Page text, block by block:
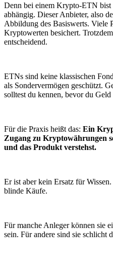
Denn bei einem Krypto-ETN bist
abhängig. Dieser Anbieter, also
Abbildung des Basiswerts. Viele
Kryptowerten besichert.
entscheidend.
ETNs sind keine klassischen
als Sondervermögen geschützt.
solltest du kennen, bevor du Geld
Für die Praxis heißt das: Ein
Zugang zu Kryptowährungen
und das Produkt verstehst.
Er ist aber kein Ersatz für
blinde Käufe.
Für manche Anleger können sie
sein. Für andere sind sie schlicht